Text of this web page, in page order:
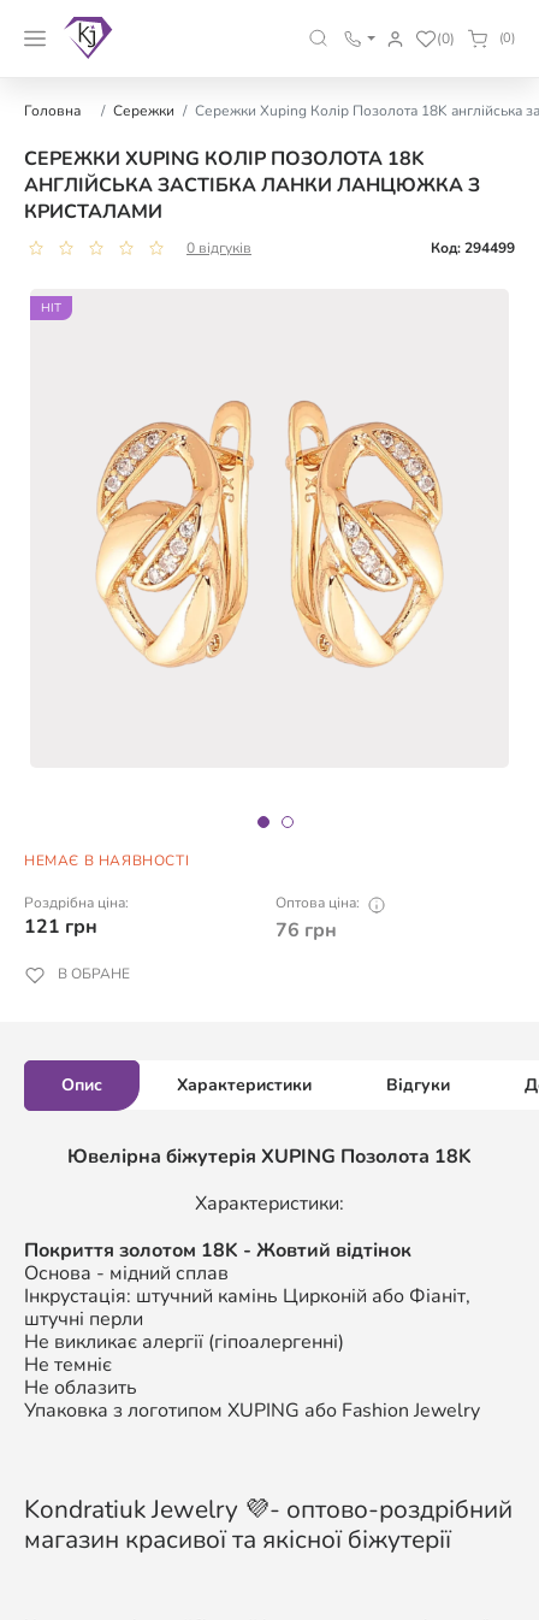
(0) (0)
Головна Сережки Сережки Xuping Колір Позолота 18K англійська
СЕРЕЖКИ XUPING КОЛІР ПОЗОЛОТА 18K
АНГЛІЙСЬКА ЗАСТІБКА ЛАНКИ ЛАНЦЮЖКА З
КРИСТАЛАМИ
0 відгуків Код: 294499
HIT
HIT
НЕМАЄ В НАЯВНОСТІ
Роздрібна ціна:
121 грн
Оптова ціна:
76 грн
В ОБРАНЕ
Опис Характеристики Відгуки
Ювелірна біжутерія XUPING Позолота 18K
Характеристики:
Покриття золотом 18K - Жовтий відтінок
Основа - мідний сплав
Інкрустація: штучний камінь Цирконій або Фіаніт,
штучні перли
Не викликає алергії (гіпоалергенні)
Не темніє
Не облазить
Упаковка з логотипом XUPING або Fashion Jewelry
Kondratiuk Jewelry 💜- оптово-роздрібний
магазин красивої та якісної біжутерії